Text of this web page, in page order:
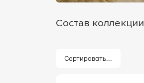
Состав коллекции
Сортировать...